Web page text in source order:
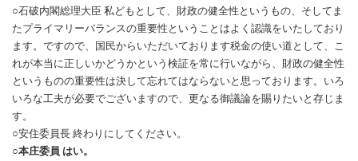
○石破内閣総理大臣 私どもとして、財政の健全性というもの、そしてま
たプライマリーバランスの重要性ということはよく認識をいたしており
ます。ですので、国民からいただいております税金の使い道として、こ
れが本当に正しいかどうかという検証を常に行いながら、財政の健全性
というものの重要性は決して忘れてはならないと思っております。いろ
いろな工夫が必要でございますので、更なる御議論を賜りたいと存じま
す。
○安住委員長 終わりにしてください。
○本庄委員 はい。